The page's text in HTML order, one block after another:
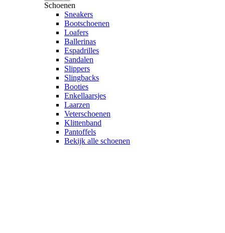
Schoenen
Sneakers
Bootschoenen
Loafers
Ballerinas
Espadrilles
Sandalen
Slippers
Slingbacks
Booties
Enkellaarsjes
Laarzen
Veterschoenen
Klittenband
Pantoffels
Bekijk alle schoenen